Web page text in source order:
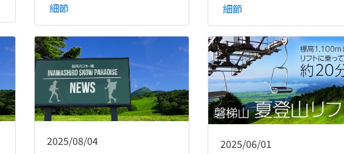
細節
細節
2025/08/04
2025/06/01